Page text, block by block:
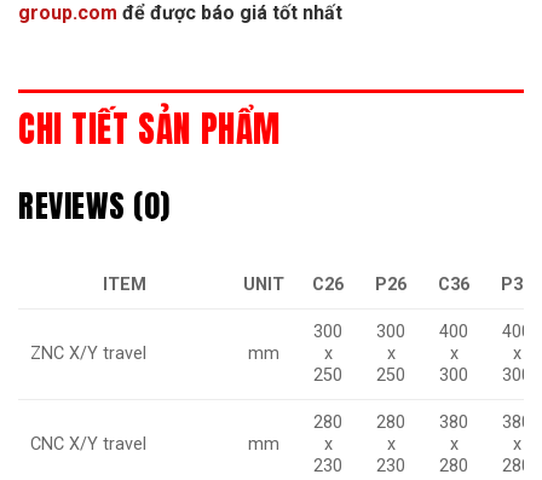
group.com để được báo giá tốt nhất
CHI TIẾT SẢN PHẨM
REVIEWS (0)
ITEM UNIT C26 P26 C36 P36
ZNC X/Y travel mm
300
x
250
300
x
250
400
x
300
400
x
300
CNC X/Y travel mm
280
x
230
280
x
230
380
x
280
380
x
280